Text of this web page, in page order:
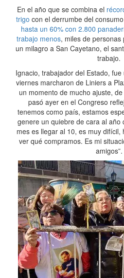
En el año que se combina el
trigo con el derrumbe del
hasta un 60% con 2.800
trabajo menos, miles de
un milagro a San Cayetano, el
trabajo.
Ignacio, trabajador del Estado,
viernes marcharon de Liniers a
un momento de mucho ajuste,
pasó ayer en el Congreso
tenemos como país, estamos
genere un quiebre de cara al año
mes es llegar al 10, es muy
ver qué compramos. Es mi
amigos”.